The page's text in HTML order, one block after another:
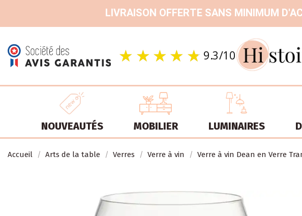
LIVRAISON OFFERTE SANS MINIMUM
9.3/10
NOUVEAUTÉS MOBILIER LUMINAIRES
Accueil Arts de la table Verres Verre à vin Verre à vin Dean en Verre